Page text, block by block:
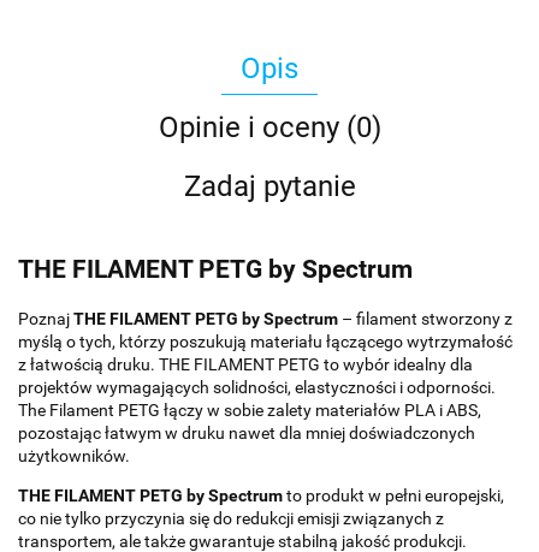
Opis
Opinie i oceny (0)
Zadaj pytanie
THE FILAMENT PETG by Spectrum
PoznajTHE FILAMENT PETG by Spectrum – filament stworzony z
myślą o tych, którzy poszukują materiału łączącego wytrzymałość
z łatwością druku. THE FILAMENT PETG to wybór idealny dla
projektów wymagających solidności, elastyczności i odporności.
The Filament PETG łączy w sobie zalety materiałów PLA i ABS,
pozostając łatwym w druku nawet dla mniej doświadczonych
użytkowników.
THE FILAMENT PETG by Spectrumto produkt w pełni europejski,
co nie tylko przyczynia się do redukcji emisji związanych z
transportem, ale także gwarantuje stabilną jakość produkcji.